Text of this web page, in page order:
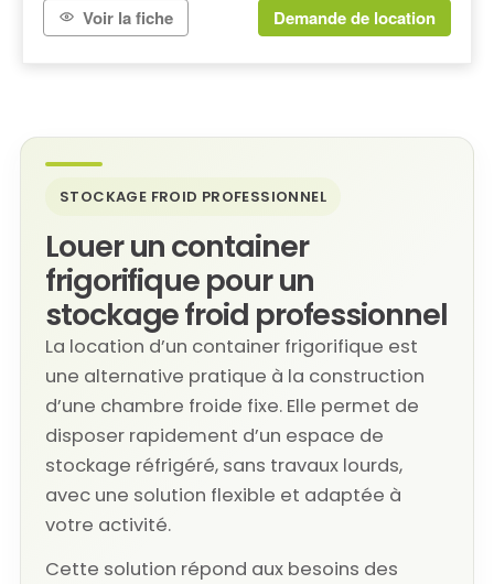
Voir la fiche Demande de location
STOCKAGE FROID PROFESSIONNEL
Louer un container
frigorifique pour un
stockage froid professionnel
La location d’un container frigorifique est
une alternative pratique à la construction
d’une chambre froide fixe. Elle permet de
disposer rapidement d’un espace de
stockage réfrigéré, sans travaux lourds,
avec une solution flexible et adaptée à
votre activité.
Cette solution répond aux besoins des